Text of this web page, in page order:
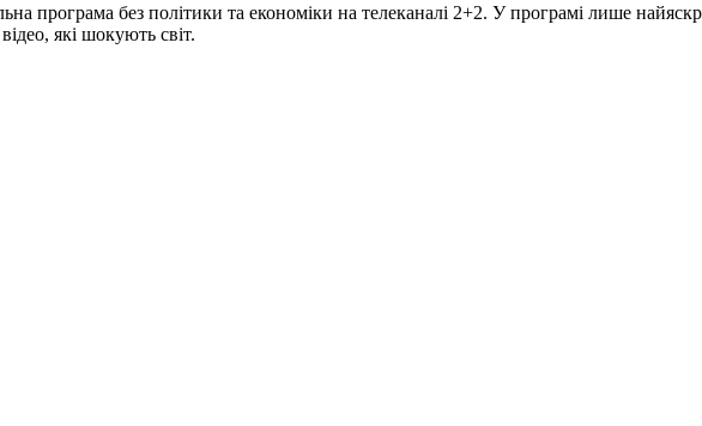
без політики та економіки на телеканалі 2+2. У програмі лише
які шокують світ.